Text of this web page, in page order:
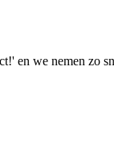
en we nemen zo